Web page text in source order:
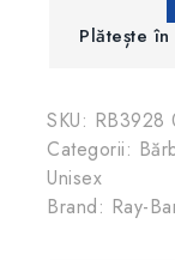
Plătește
SKU: RB3928
Categorii:
Unisex
Brand: Ray-